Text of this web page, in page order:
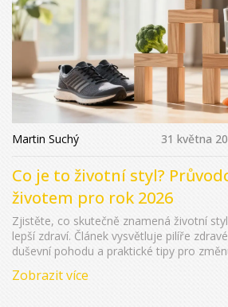
Martin Suchý 31 května
Co je to životní styl?
životem pro rok 2026
Zjistěte, co skutečně znamená životní
lepší zdraví. Článek vysvětluje pilíře
duševní pohodu a praktické tipy pro
Zobrazit více